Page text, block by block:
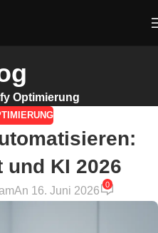
Optimierung
und KI 2026
An 16. Juni 2026
0